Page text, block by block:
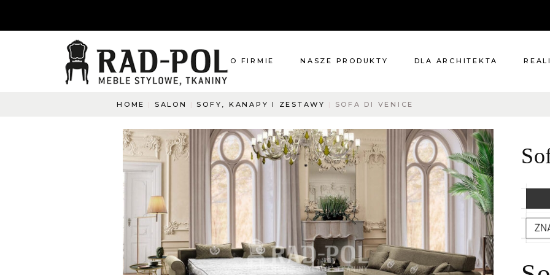
O FIRMIE
Blog
Aktualności
O co pytacie?
Napisz do nas
NASZE PRODUKTY
Pomieszczenia
Oświetlenie
Renowacje
Kuchnie
Dodatki
Tkaniny
Katalog
DLA ARCHITEKTA
HOME SALON SOFY, KANAPY I ZESTAWY SOFA DI VENICE